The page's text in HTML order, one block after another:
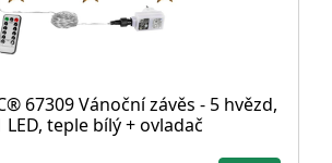
67309 Vánoční závěs - 5 hvězd,
LED, teple bílý + ovladač